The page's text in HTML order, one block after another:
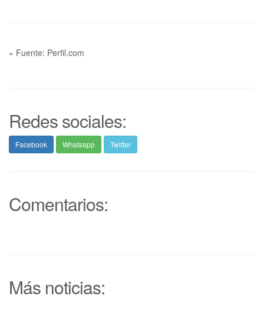
» Fuente: Perfil.com
Redes sociales:
Facebook Whatsapp Twitter
Comentarios:
Más noticias: